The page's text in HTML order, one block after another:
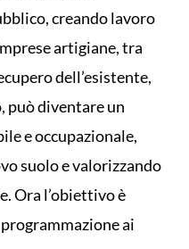
creando lavoro
artigiane, tra
dell’esistente,
diventare un
e occupazionale,
suolo e valorizzando
Ora l’obiettivo è
ai